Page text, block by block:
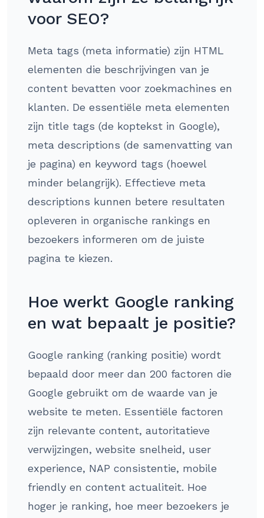
voor SEO?
Meta tags (meta informatie) zijn HTML
elementen die beschrijvingen van je
content bevatten voor zoekmachines en
klanten. De essentiële meta elementen
zijn title tags (de koptekst in Google),
meta descriptions (de samenvatting van
je pagina) en keyword tags (hoewel
minder belangrijk). Effectieve meta
descriptions kunnen betere resultaten
opleveren in organische rankings en
bezoekers informeren om de juiste
pagina te kiezen.
Hoe werkt Google ranking
en wat bepaalt je positie?
Google ranking (ranking positie) wordt
bepaald door meer dan 200 factoren die
Google gebruikt om de waarde van je
website te meten. Essentiële factoren
zijn relevante content, autoritatieve
verwijzingen, website snelheid, user
experience, NAP consistentie, mobile
friendly en content actualiteit. Hoe
hoger je ranking, hoe meer bezoekers je